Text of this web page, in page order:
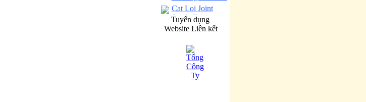
Cat Loi Joint
Stock Company
announces the
maximum foreign
Báo cáo tình hình
quản trị Công ty 6
tháng đầu năm
Tuyển dụng
Website Liên kết